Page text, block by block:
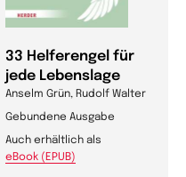
33 Helferengel für
jede Lebenslage
Anselm Grün, Rudolf Walter
Gebundene Ausgabe
Auch erhältlich als
eBook (EPUB)